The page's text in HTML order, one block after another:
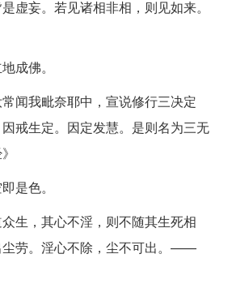
虚妄。若见诸相非相，则见如来。
成佛。
闻我毗奈耶中，宣说修行三决定
戒生定。因定发慧。是则名为三无
是色。
生，其心不淫，则不随其生死相
尘劳。淫心不除，尘不可出。——